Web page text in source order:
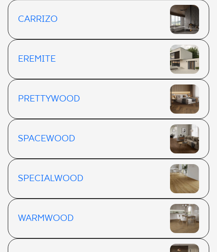
CARRIZO
EREMITE
PRETTYWOOD
SPACEWOOD
SPECIALWOOD
WARMWOOD